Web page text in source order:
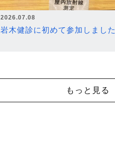
2026.07.08
岩木健診に初めて参加しました
もっと見る